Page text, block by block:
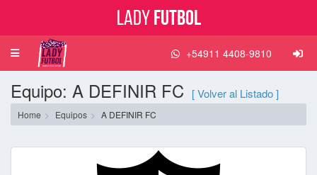
Lady Futbol
Toggle
navigation
+54911 4408-9810
Equipo: A DEFINIR FC [ Volver al Listado ]
Home Equipos A DEFINIR FC